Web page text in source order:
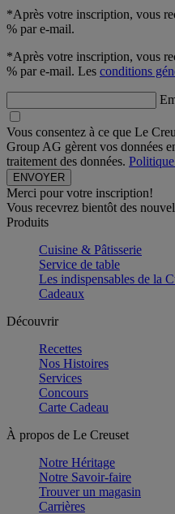
*Après votre inscription, vous
% par e-mail.
*Après votre inscription, vous
% par e-mail. Les conditions
Vous consentez à ce que Le
Group AG gèrent vos données
traitement des données.
Merci pour votre inscription!
Vous recevrez bientôt des
Produits
Cuisine & Pâtisserie
Service de table
Les indispensables de la
Cadeaux
Découvrir
Recettes
Nos Histoires
Services
Concours
Carte Cadeau
À propos de Le Creuset
Notre Héritage
Notre Savoir-faire
Trouver un magasin
Carrières